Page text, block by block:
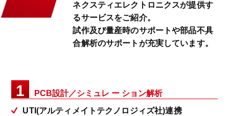
ネクスティエレクトロニクスが提供す
るサービスをご紹介。
試作及び量産時のサポートや部品不具
合解析のサポートが充実しています。
1 PCB設計／シミュレ ー ション解析
UTI(アルティメイトテクノロジィズ社)連携